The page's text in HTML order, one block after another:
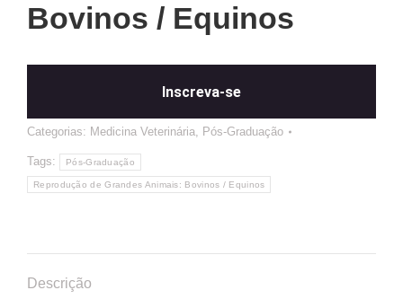
Bovinos / Equinos
Inscreva-se
Categorias: Medicina Veterinária, Pós-Graduação
Tags: Pós-Graduação
Reprodução de Grandes Animais: Bovinos / Equinos
Descrição